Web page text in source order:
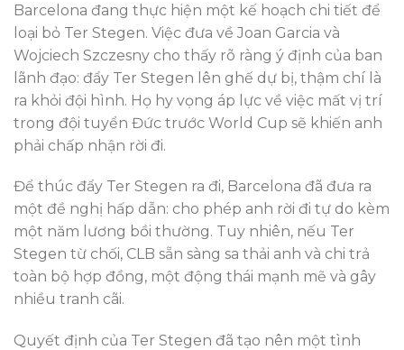
Barcelona đang thực hiện một kế hoạch chi tiết để
loại bỏ Ter Stegen. Việc đưa về Joan Garcia và
Wojciech Szczesny cho thấy rõ ràng ý định của ban
lãnh đạo: đẩy Ter Stegen lên ghế dự bị, thậm chí là
ra khỏi đội hình. Họ hy vọng áp lực về việc mất vị trí
trong đội tuyển Đức trước World Cup sẽ khiến anh
phải chấp nhận rời đi.
Để thúc đẩy Ter Stegen ra đi, Barcelona đã đưa ra
một đề nghị hấp dẫn: cho phép anh rời đi tự do kèm
một năm lương bồi thường. Tuy nhiên, nếu Ter
Stegen từ chối, CLB sẵn sàng sa thải anh và chi trả
toàn bộ hợp đồng, một động thái mạnh mẽ và gây
nhiều tranh cãi.
Quyết định của Ter Stegen đã tạo nên một tình